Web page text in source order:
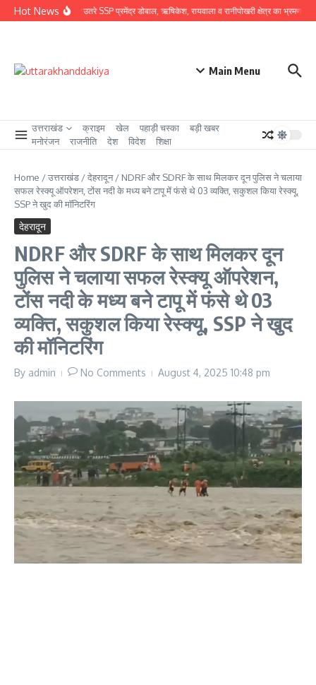
Skip to content
Hot News
ग्राउंड जीरो पर उतरे SSP प्रमेंद्र डोबाल, ऋषिकेश, रायवाला व रानीपोखरी क्षेत्र का भ्रमण कर
Main Menu
उत्तराखंड क्राइम खेल पहाड़ी चस्का
बड़ी खबर
मनोरंजन
राजनीति देश विदेश शिक्षा
Home /उत्तराखंड /देहरादून/ NDRF और SDRF के साथ मिलकर दून पुलिस ने चलाया
सफल रेस्क्यू ऑपरेशन, टोंस नदी के मध्य बने टापू में फंसे थे 03 व्यक्ति, सकुशल किया रेस्क्यू,
SSP ने खुद की मॉनिटरिंग
देहरादून
NDRF और SDRF के साथ मिलकर दून
पुलिस ने चलाया सफल रेस्क्यू ऑपरेशन,
टोंस नदी के मध्य बने टापू में फंसे थे 03
व्यक्ति, सकुशल किया रेस्क्यू, SSP ने खुद
की मॉनिटरिंग
By admin No Comments August 4, 2025 10:48 pm